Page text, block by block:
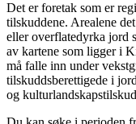
Det er foretak som er
tilskuddene. Arealene
eller overflatedyrka jord
av kartene som ligger i
må falle inn under
tilskuddsberettigede i
og